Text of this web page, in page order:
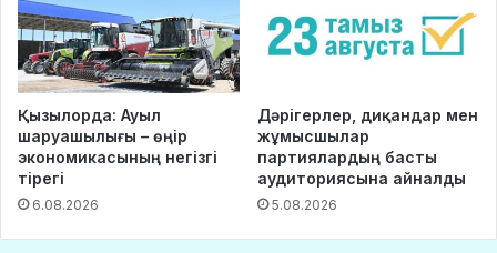
Қызылорда: Ауыл
шаруашылығы – өңір
экономикасының негізгі
тірегі
6.08.2026
Дәрігерлер, диқандар мен
жұмысшылар
партиялардың басты
аудиториясына айналды
5.08.2026